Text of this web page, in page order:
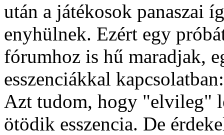
után a játékosok panaszai
enyhülnek. Ezért egy
fórumhoz is hű maradjak,
esszenciákkal kapcsolatban:
Azt tudom, hogy "elvileg"
ötödik esszencia. De